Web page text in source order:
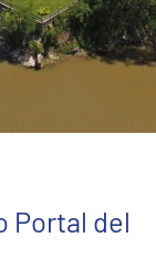
Portal del